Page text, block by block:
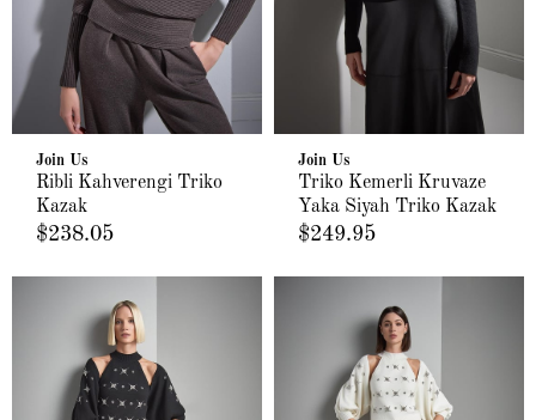
Join Us
Ribli Kahverengi Triko
Kazak
$238.05
Join Us
Triko Kemerli Kruvaze
Yaka Siyah Triko Kazak
$249.95